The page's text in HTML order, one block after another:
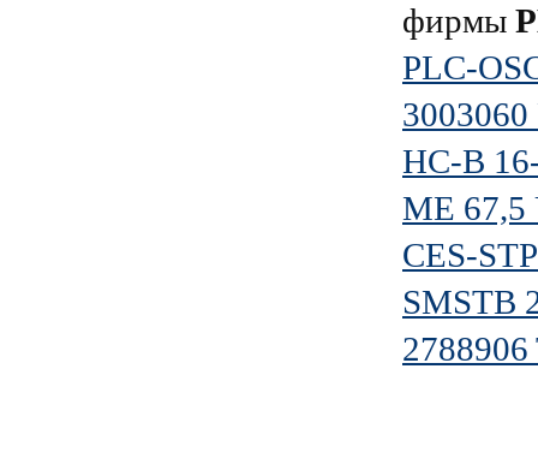
фирмы
PLC-
HC-B
ME 67,5
CES-
SMSTB
2788906